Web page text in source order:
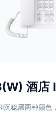
酒店
沉稳黑两种颜色